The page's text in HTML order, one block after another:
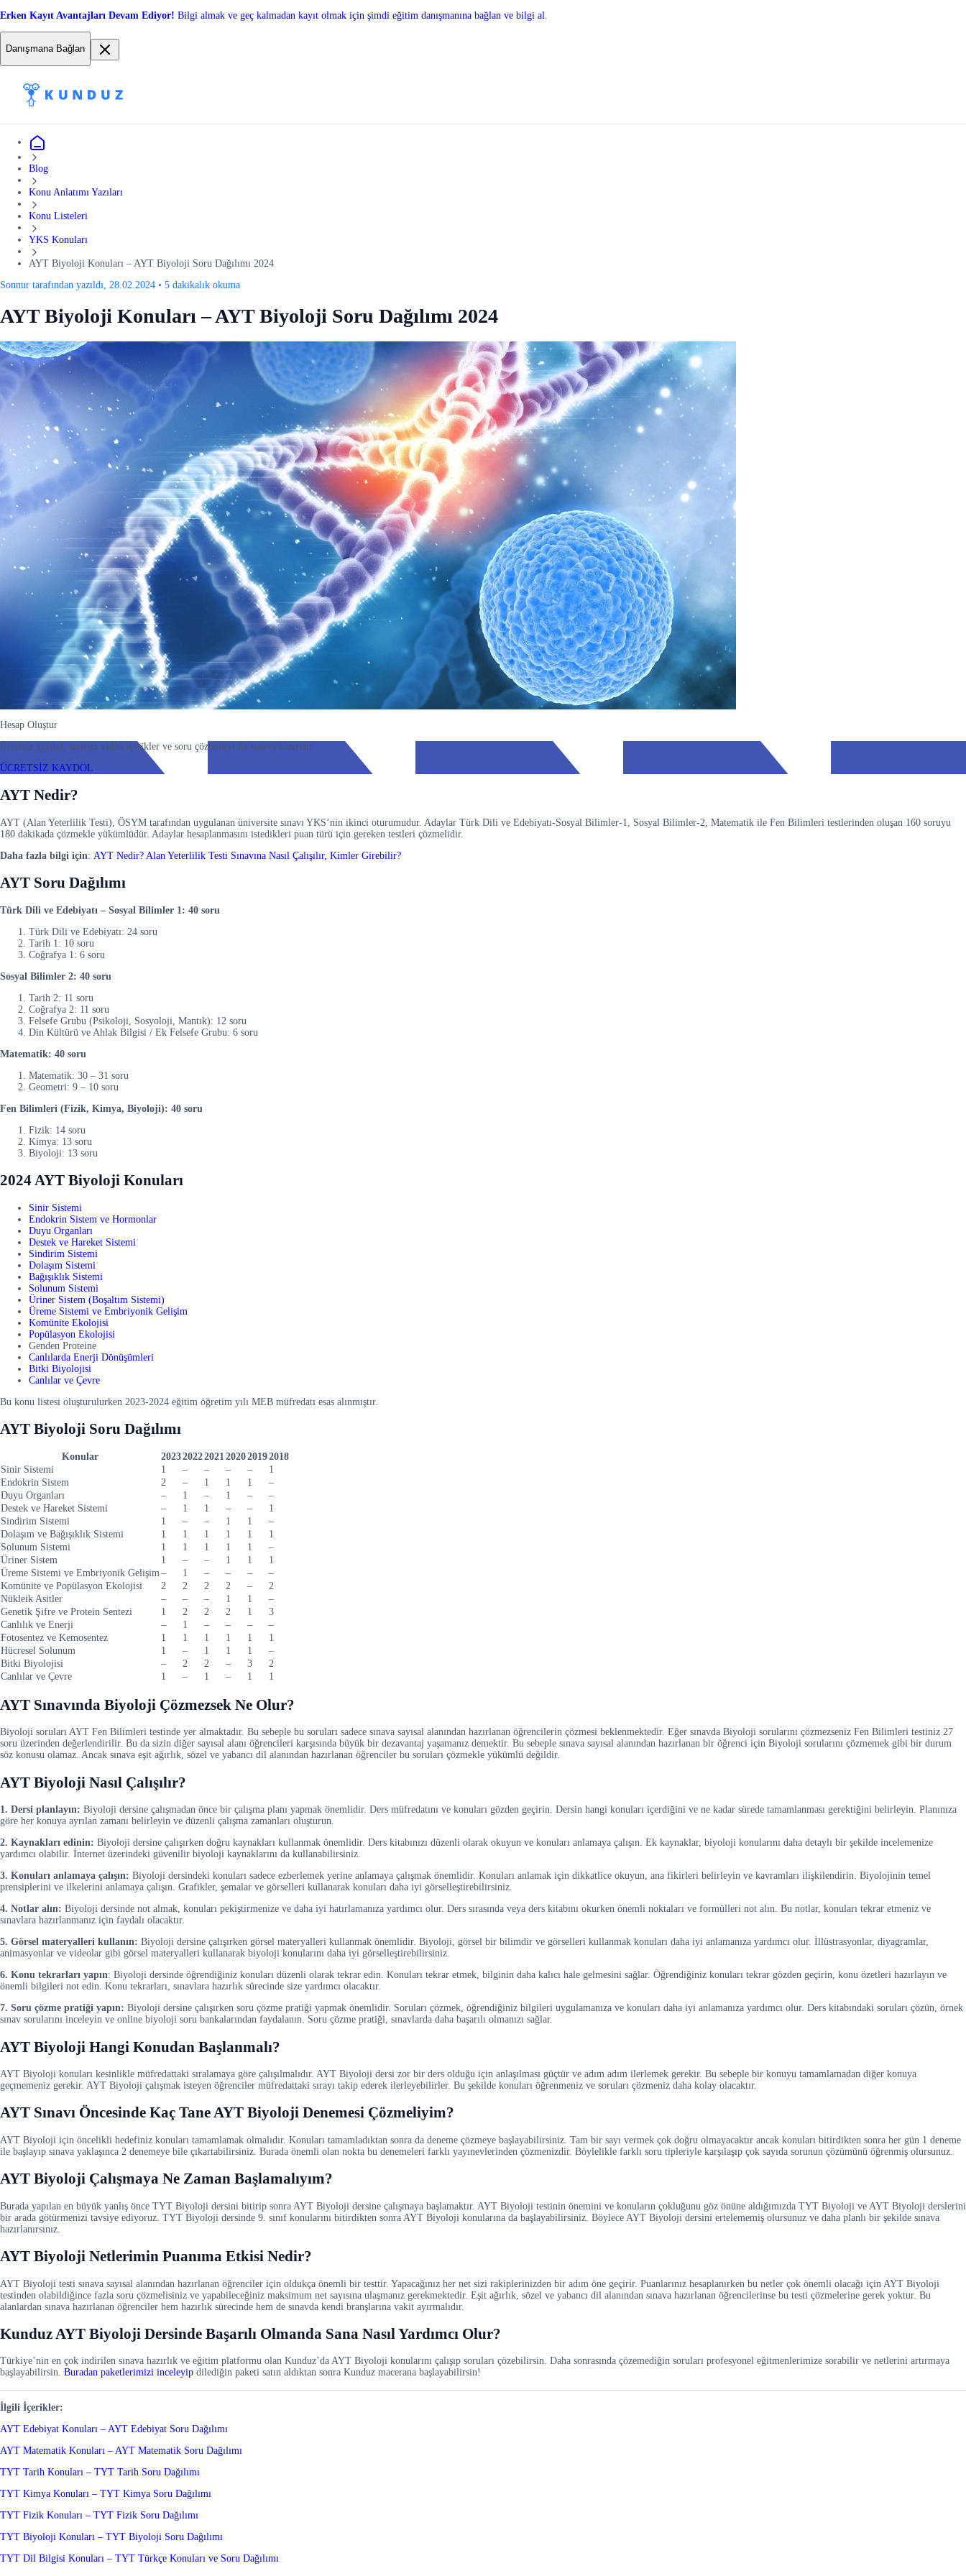
Erken Kayıt Avantajları Devam Ediyor! Bilgi almak ve geç kalmadan kayıt olmak için şimdi eğitim danışmanına bağlan ve bilgi al.
Danışmana Bağlan
Blog
Konu Anlatımı Yazıları
Konu Listeleri
YKS Konuları
AYT Biyoloji Konuları – AYT Biyoloji Soru Dağılımı 2024
Sonnur tarafından yazıldı, 28.02.2024 • 5 dakikalık okuma
AYT Biyoloji Konuları – AYT Biyoloji Soru Dağılımı 2024
Hesap Oluştur
Ücretsiz kaydol, sınırsız video içerikler ve soru çözümleri ile sınava hazırlan!
ÜCRETSİZ KAYDOL
AYT Nedir?
AYT (Alan Yeterlilik Testi), ÖSYM tarafından uygulanan üniversite sınavı YKS’nin ikinci oturumudur. Adaylar Türk Dili ve Edebiyatı-Sosyal Bilimler-1, Sosyal Bilimler-2, Matematik ile Fen Bilimleri testlerinden oluşan 160 soruyu
180 dakikada çözmekle yükümlüdür. Adaylar hesaplanmasını istedikleri puan türü için gereken testleri çözmelidir.
Daha fazla bilgi için: AYT Nedir? Alan Yeterlilik Testi Sınavına Nasıl Çalışılır, Kimler Girebilir?
AYT Soru Dağılımı
Türk Dili ve Edebiyatı – Sosyal Bilimler 1: 40 soru
Türk Dili ve Edebiyatı: 24 soru
Tarih 1: 10 soru
Coğrafya 1: 6 soru
Sosyal Bilimler 2: 40 soru
Tarih 2: 11 soru
Coğrafya 2: 11 soru
Felsefe Grubu (Psikoloji, Sosyoloji, Mantık): 12 soru
Din Kültürü ve Ahlak Bilgisi / Ek Felsefe Grubu: 6 soru
Matematik: 40 soru
Matematik: 30 – 31 soru
Geometri: 9 – 10 soru
Fen Bilimleri (Fizik, Kimya, Biyoloji): 40 soru
Fizik: 14 soru
Kimya: 13 soru
Biyoloji: 13 soru
2024 AYT Biyoloji Konuları
Sinir Sistemi
Endokrin Sistem ve Hormonlar
Duyu Organları
Destek ve Hareket Sistemi
Sindirim Sistemi
Dolaşım Sistemi
Bağışıklık Sistemi
Solunum Sistemi
Üriner Sistem (Boşaltım Sistemi)
Üreme Sistemi ve Embriyonik Gelişim
Komünite Ekolojisi
Popülasyon Ekolojisi
Genden Proteine
Canlılarda Enerji Dönüşümleri
Bitki Biyolojisi
Canlılar ve Çevre
Bu konu listesi oluşturulurken 2023-2024 eğitim öğretim yılı MEB müfredatı esas alınmıştır.
AYT Biyoloji Soru Dağılımı
Konular 202320222021202020192018
Sinir Sistemi
1 – – – –
1
Endokrin Sistem
2 – 1 1 1
–
Duyu Organları
– 1 – 1 –
–
Destek ve Hareket Sistemi
– 1 1 – –
1
Sindirim Sistemi
1 – – 1 1
–
Dolaşım ve Bağışıklık Sistemi
1 1 1 1 1
1
Solunum Sistemi
1 1 1 1 1
–
Üriner Sistem
1 – – 1 1
1
Üreme Sistemi ve Embriyonik Gelişim– 1 – – –
–
Komünite ve Popülasyon Ekolojisi
2 2 2 2 –
2
Nükleik Asitler
– – – 1 1
–
Genetik Şifre ve Protein Sentezi
1 2 2 2 1
3
Canlılık ve Enerji
– 1 – – –
–
Fotosentez ve Kemosentez
1 1 1 1 1
1
Hücresel Solunum
1 – 1 1 1
–
Bitki Biyolojisi
– 2 2 – 3
2
Canlılar ve Çevre
1 – 1 – 1 1
AYT Sınavında Biyoloji Çözmezsek Ne Olur?
Biyoloji soruları AYT Fen Bilimleri testinde yer almaktadır. Bu sebeple bu soruları sadece sınava sayısal alanından hazırlanan öğrencilerin çözmesi beklenmektedir. Eğer sınavda Biyoloji sorularını çözmezseniz Fen Bilimleri testiniz 27
soru üzerinden değerlendirilir. Bu da sizin diğer sayısal alanı öğrencileri karşısında büyük bir dezavantaj yaşamanız demektir. Bu sebeple sınava sayısal alanından hazırlanan bir öğrenci için Biyoloji sorularını çözmemek gibi bir durum
söz konusu olamaz. Ancak sınava eşit ağırlık, sözel ve yabancı dil alanından hazırlanan öğrenciler bu soruları çözmekle yükümlü değildir.
AYT Biyoloji Nasıl Çalışılır?
1. Dersi planlayın: Biyoloji dersine çalışmadan önce bir çalışma planı yapmak önemlidir. Ders müfredatını ve konuları gözden geçirin. Dersin hangi konuları içerdiğini ve ne kadar sürede tamamlanması gerektiğini belirleyin. Planınıza
göre her konuya ayrılan zamanı belirleyin ve düzenli çalışma zamanları oluşturun.
2. Kaynakları edinin: Biyoloji dersine çalışırken doğru kaynakları kullanmak önemlidir. Ders kitabınızı düzenli olarak okuyun ve konuları anlamaya çalışın. Ek kaynaklar, biyoloji konularını daha detaylı bir şekilde incelemenize
yardımcı olabilir. İnternet üzerindeki güvenilir biyoloji kaynaklarını da kullanabilirsiniz.
3. Konuları anlamaya çalışın: Biyoloji dersindeki konuları sadece ezberlemek yerine anlamaya çalışmak önemlidir. Konuları anlamak için dikkatlice okuyun, ana fikirleri belirleyin ve kavramları ilişkilendirin. Biyolojinin temel
prensiplerini ve ilkelerini anlamaya çalışın. Grafikler, şemalar ve görselleri kullanarak konuları daha iyi görselleştirebilirsiniz.
4. Notlar alın: Biyoloji dersinde not almak, konuları pekiştirmenize ve daha iyi hatırlamanıza yardımcı olur. Ders sırasında veya ders kitabını okurken önemli noktaları ve formülleri not alın. Bu notlar, konuları tekrar etmeniz ve
sınavlara hazırlanmanız için faydalı olacaktır.
5. Görsel materyalleri kullanın: Biyoloji dersine çalışırken görsel materyalleri kullanmak önemlidir. Biyoloji, görsel bir bilimdir ve görselleri kullanmak konuları daha iyi anlamanıza yardımcı olur. İllüstrasyonlar, diyagramlar,
animasyonlar ve videolar gibi görsel materyalleri kullanarak biyoloji konularını daha iyi görselleştirebilirsiniz.
6. Konu tekrarları yapın: Biyoloji dersinde öğrendiğiniz konuları düzenli olarak tekrar edin. Konuları tekrar etmek, bilginin daha kalıcı hale gelmesini sağlar. Öğrendiğiniz konuları tekrar gözden geçirin, konu özetleri hazırlayın ve
önemli bilgileri not edin. Konu tekrarları, sınavlara hazırlık sürecinde size yardımcı olacaktır.
7. Soru çözme pratiği yapın: Biyoloji dersine çalışırken soru çözme pratiği yapmak önemlidir. Soruları çözmek, öğrendiğiniz bilgileri uygulamanıza ve konuları daha iyi anlamanıza yardımcı olur. Ders kitabındaki soruları çözün, örnek
sınav sorularını inceleyin ve online biyoloji soru bankalarından faydalanın. Soru çözme pratiği, sınavlarda daha başarılı olmanızı sağlar.
AYT Biyoloji Hangi Konudan Başlanmalı?
AYT Biyoloji konuları kesinlikle müfredattaki sıralamaya göre çalışılmalıdır. AYT Biyoloji dersi zor bir ders olduğu için anlaşılması güçtür ve adım adım ilerlemek gerekir. Bu sebeple bir konuyu tamamlamadan diğer konuya
geçmemeniz gerekir. AYT Biyoloji çalışmak isteyen öğrenciler müfredattaki sırayı takip ederek ilerleyebilirler. Bu şekilde konuları öğrenmeniz ve soruları çözmeniz daha kolay olacaktır.
AYT Sınavı Öncesinde Kaç Tane AYT Biyoloji Denemesi Çözmeliyim?
AYT Biyoloji için öncelikli hedefiniz konuları tamamlamak olmalıdır. Konuları tamamladıktan sonra da deneme çözmeye başlayabilirsiniz. Tam bir sayı vermek çok doğru olmayacaktır ancak konuları bitirdikten sonra her gün 1 deneme
ile başlayıp sınava yaklaşınca 2 denemeye bile çıkartabilirsiniz. Burada önemli olan nokta bu denemeleri farklı yayınevlerinden çözmenizdir. Böylelikle farklı soru tipleriyle karşılaşıp çok sayıda sorunun çözümünü öğrenmiş olursunuz.
AYT Biyoloji Çalışmaya Ne Zaman Başlamalıyım?
Burada yapılan en büyük yanlış önce TYT Biyoloji dersini bitirip sonra AYT Biyoloji dersine çalışmaya başlamaktır. AYT Biyoloji testinin önemini ve konuların çokluğunu göz önüne aldığımızda TYT Biyoloji ve AYT Biyoloji derslerini
bir arada götürmenizi tavsiye ediyoruz. TYT Biyoloji dersinde 9. sınıf konularını bitirdikten sonra AYT Biyoloji konularına da başlayabilirsiniz. Böylece AYT Biyoloji dersini ertelememiş olursunuz ve daha planlı bir şekilde sınava
hazırlanırsınız.
AYT Biyoloji Netlerimin Puanıma Etkisi Nedir?
AYT Biyoloji testi sınava sayısal alanından hazırlanan öğrenciler için oldukça önemli bir testtir. Yapacağınız her net sizi rakiplerinizden bir adım öne geçirir. Puanlarınız hesaplanırken bu netler çok önemli olacağı için AYT Biyoloji
testinden olabildiğince fazla soru çözmelisiniz ve yapabileceğiniz maksimum net sayısına ulaşmanız gerekmektedir. Eşit ağırlık, sözel ve yabancı dil alanından sınava hazırlanan öğrencilerinse bu testi çözmelerine gerek yoktur. Bu
alanlardan sınava hazırlanan öğrenciler hem hazırlık sürecinde hem de sınavda kendi branşlarına vakit ayırmalıdır.
Kunduz AYT Biyoloji Dersinde Başarılı Olmanda Sana Nasıl Yardımcı Olur?
Türkiye’nin en çok indirilen sınava hazırlık ve eğitim platformu olan Kunduz’da AYT Biyoloji konularını çalışıp soruları çözebilirsin. Daha sonrasında çözemediğin soruları profesyonel eğitmenlerimize sorabilir ve netlerini artırmaya
başlayabilirsin. Buradan paketlerimizi inceleyip dilediğin paketi satın aldıktan sonra Kunduz macerana başlayabilirsin!
İlgili İçerikler:
AYT Edebiyat Konuları – AYT Edebiyat Soru Dağılımı
AYT Matematik Konuları – AYT Matematik Soru Dağılımı
TYT Tarih Konuları – TYT Tarih Soru Dağılımı
TYT Kimya Konuları – TYT Kimya Soru Dağılımı
TYT Fizik Konuları – TYT Fizik Soru Dağılımı
TYT Biyoloji Konuları – TYT Biyoloji Soru Dağılımı
TYT Dil Bilgisi Konuları – TYT Türkçe Konuları ve Soru Dağılımı